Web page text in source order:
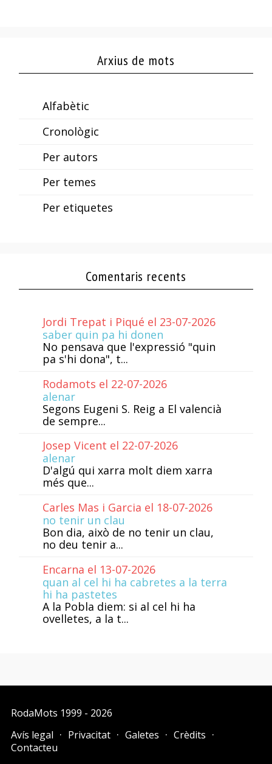
Arxius de mots
Alfabètic
Cronològic
Per autors
Per temes
Per etiquetes
Comentaris recents
Jordi Trepat i Piqué el 23-07-2026
saber quin pa hi donen
No pensava que l'expressió "quin
pa s'hi dona", t...
Rodamots el 22-07-2026
alenar
Segons Eugeni S. Reig a El valencià
de sempre...
Josep Vicent el 22-07-2026
alenar
D'algú qui xarra molt diem xarra
més que...
Carles Mas i Garcia el 18-07-2026
no tenir un clau
Bon dia, això de no tenir un clau,
no deu tenir a...
Encarna el 13-07-2026
quan al cel hi ha cabretes a la terra
hi ha pastetes
A la Pobla diem: si al cel hi ha
ovelletes, a la t...
RodaMots 1999 - 2026
Avís legal
Privacitat Galetes
Crèdits
Contacteu